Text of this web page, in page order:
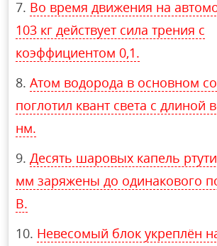
Во время движения на
103 кг действует сила трения с
коэффициентом 0,1.
Атом водорода в основном
поглотил квант света с длиной
нм.
Десять шаровых капель
мм заряжены до одинакового
В.
Невесомый блок укреплён